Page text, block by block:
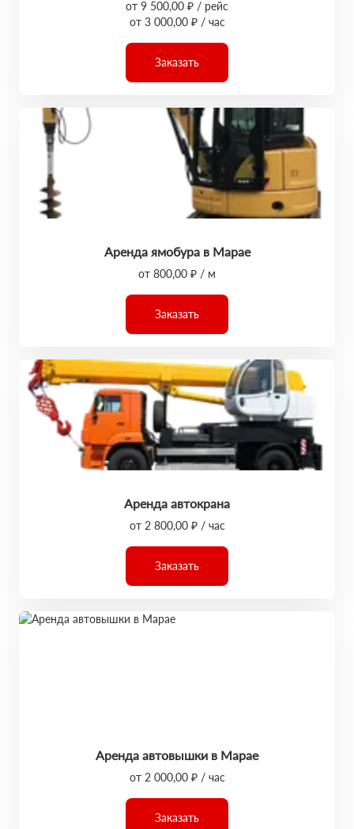
от 9 500,00 ₽ / рейс
от 3 000,00 ₽ / час
Заказать
Аренда ямобура в Марае
от 800,00 ₽ / м
Заказать
Аренда автокрана
от 2 800,00 ₽ / час
Заказать
Аренда автовышки в Марае
от 2 000,00 ₽ / час
Заказать